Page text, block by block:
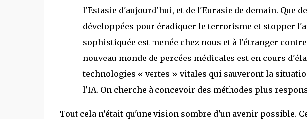
l'Estasie d'aujourd'hui, et de l'Eurasie de demain. Que
développées pour éradiquer le terrorisme et stopper
sophistiquée est menée chez nous et à l'étranger
nouveau monde de percées médicales est en cours
technologies « vertes » vitales qui sauveront la
l'IA. On cherche à concevoir des méthodes plus
Tout cela n’était qu'une vision sombre d'un avenir possible.